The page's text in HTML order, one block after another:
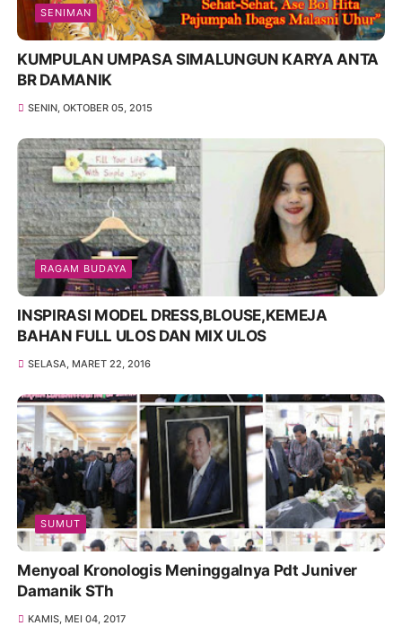
SENIMAN
KUMPULAN UMPASA SIMALUNGUN KARYA ANTA
BR DAMANIK
SENIN, OKTOBER 05, 2015
RAGAM BUDAYA
INSPIRASI MODEL DRESS,BLOUSE,KEMEJA
BAHAN FULL ULOS DAN MIX ULOS
SELASA, MARET 22, 2016
SUMUT
Menyoal Kronologis Meninggalnya Pdt Juniver
Damanik STh
KAMIS, MEI 04, 2017